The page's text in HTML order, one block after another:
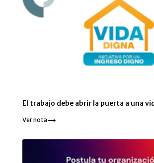
El trabajo debe abrir la puerta a una
Ver nota